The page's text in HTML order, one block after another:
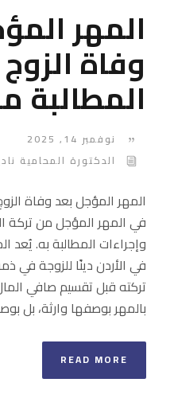
المهر
وفاة
المطالبة
نوفمبر 14, 2025
الدكتورة المحامية
المهر المؤجل بعد وفاة
في المهر المؤجل من تركة
وإجراءات المطالبة به. يُعد
في الأردن دينًا للزوجة في
تركته قبل تقسيم صافي
بالمهر بوصفها وارثة، بل
READ MORE